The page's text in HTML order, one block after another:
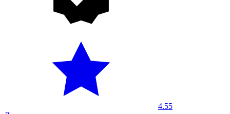
4.55